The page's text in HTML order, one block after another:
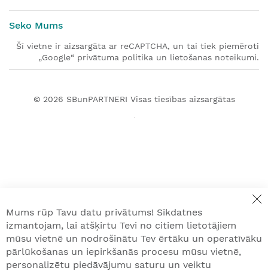
Seko Mums
Šī vietne ir aizsargāta ar reCAPTCHA, un tai tiek piemēroti
„Google“ privātuma politika un lietošanas noteikumi.
© 2026 SBunPARTNERI Visas tiesības aizsargātas
Mums rūp Tavu datu privātums! Sīkdatnes
izmantojam, lai atšķirtu Tevi no citiem lietotājiem
mūsu vietnē un nodrošinātu Tev ērtāku un operatīvāku
pārlūkošanas un iepirkšanās procesu mūsu vietnē,
personalizētu piedāvājumu saturu un veiktu